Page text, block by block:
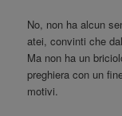
No, non ha alcun
atei, convinti che
Ma non ha un
preghiera con un
motivi.